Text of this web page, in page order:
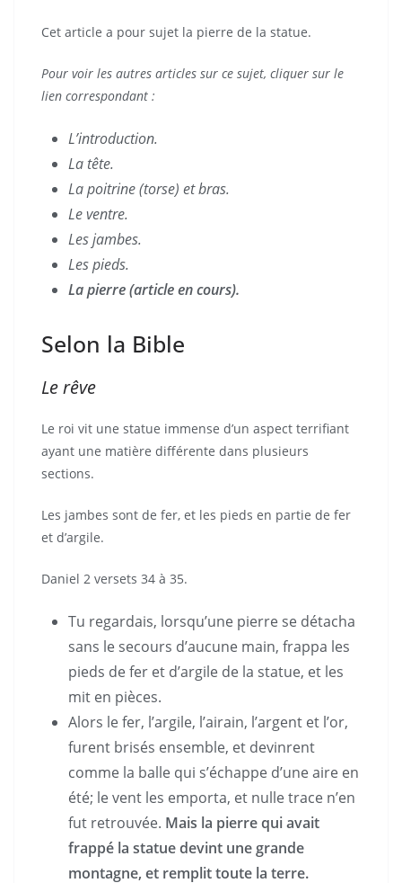
Cet article a pour sujet la pierre de la statue.
Pour voir les autres articles sur ce sujet, cliquer sur le
lien correspondant :
L’introduction.
La tête.
La poitrine (torse) et bras.
Le ventre.
Les jambes.
Les pieds.
La pierre (article en cours).
Selon la Bible
Le rêve
Le roi vit une statue immense d’un aspect terrifiant
ayant une matière différente dans plusieurs
sections.
Les jambes sont de fer, et les pieds en partie de fer
et d’argile.
Daniel 2 versets 34 à 35.
Tu regardais, lorsqu’une pierre se détacha
sans le secours d’aucune main, frappa les
pieds de fer et d’argile de la statue, et les
mit en pièces.
Alors le fer, l’argile, l’airain, l’argent et l’or,
furent brisés ensemble, et devinrent
comme la balle qui s’échappe d’une aire en
été; le vent les emporta, et nulle trace n’en
fut retrouvée. Mais la pierre qui avait
frappé la statue devint une grande
montagne, et remplit toute la terre.